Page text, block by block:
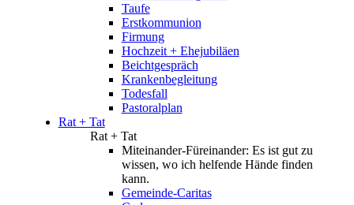
Taufe
Erstkommunion
Firmung
Hochzeit + Ehejubiläen
Beichtgespräch
Krankenbegleitung
Todesfall
Pastoralplan
Rat + Tat
Rat + Tat
Miteinander-Füreinander: Es ist gut zu
wissen, wo ich helfende Hände finden
kann.
Gemeinde-Caritas